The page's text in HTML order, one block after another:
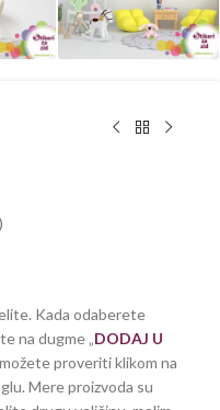
Kada odaberete
na dugme „DODAJ U
proveriti klikom na
Mere proizvoda su